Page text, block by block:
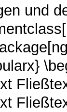
und